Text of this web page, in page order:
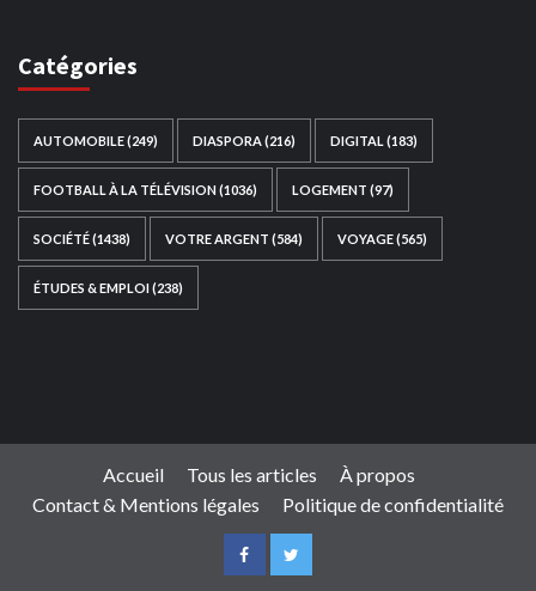
Catégories
AUTOMOBILE(249) DIASPORA(216) DIGITAL (183)
FOOTBALL À LA TÉLÉVISION(1036) LOGEMENT (97)
SOCIÉTÉ(1438) VOTRE ARGENT (584) VOYAGE(565)
ÉTUDES & EMPLOI(238)
Accueil Tous les articles
À propos
Contact & Mentions légales
Politique de confidentialité